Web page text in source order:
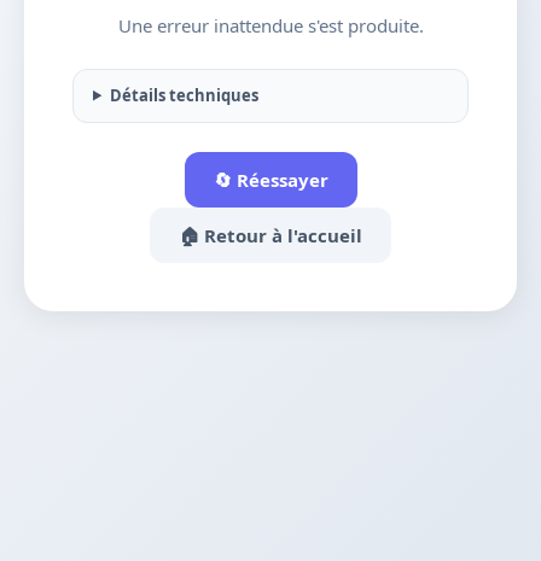
Une erreur inattendue s'est produite.
Détails techniques
🔄 Réessayer
🏠 Retour à l'accueil